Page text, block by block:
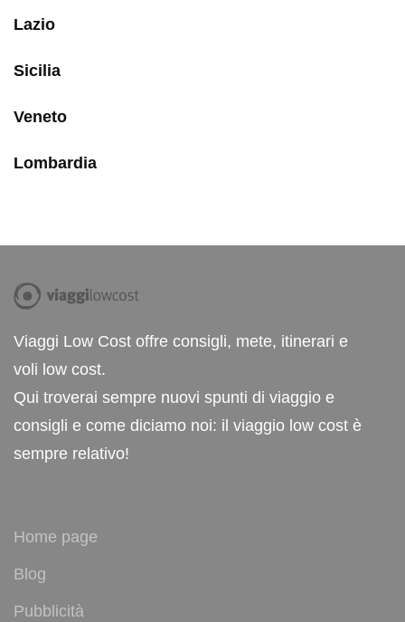
Lazio
Sicilia
Veneto
Lombardia
Viaggi Low Cost offre consigli, mete, itinerari e
voli low cost.
Qui troverai sempre nuovi spunti di viaggio e
consigli e come diciamo noi: il viaggio low cost è
sempre relativo!
Home page
Blog
Pubblicità